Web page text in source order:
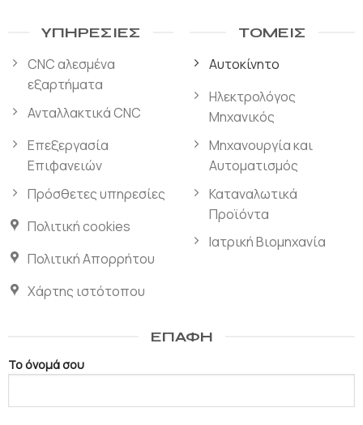
ΥΠΗΡΕΣΊΕΣ
CNC αλεσμένα
εξαρτήματα
Ανταλλακτικά CNC
Επεξεργασία
Επιφανειών
Πρόσθετες υπηρεσίες
Πολιτική cookies
Πολιτική Απορρήτου
Χάρτης ιστότοπου
ΤΟΜΕΊΣ
Αυτοκίνητο
Ηλεκτρολόγος
Μηχανικός
Μηχανουργία και
Αυτοματισμός
Καταναλωτικά
Προϊόντα
Ιατρική Βιομηχανία
ΕΠΑΦΉ
Το όνομά σου